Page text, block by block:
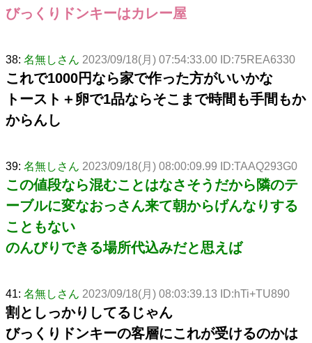
びっくりドンキーはカレー屋
38: 名無しさん 2023/09/18(月) 07:54:33.00 ID:75REA6330
これで1000円なら家で作った方がいいかな
トースト＋卵で1品ならそこまで時間も手間もか
からんし
39: 名無しさん 2023/09/18(月) 08:00:09.99 ID:TAAQ293G0
この値段なら混むことはなさそうだから隣のテ
ーブルに変なおっさん来て朝からげんなりする
こともない
のんびりできる場所代込みだと思えば
41: 名無しさん 2023/09/18(月) 08:03:39.13 ID:hTi+TU890
割としっかりしてるじゃん
びっくりドンキーの客層にこれが受けるのかは